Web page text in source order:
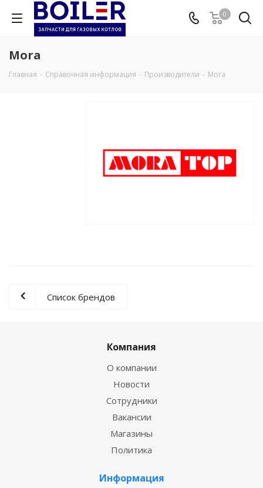
0
Mora
Главная - Справочная информация - Производители - Mora
Список брендов
Компания
О компании
Новости
Сотрудники
Вакансии
Магазины
Политика
Информация